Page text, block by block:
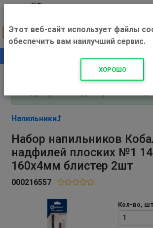
+500 ₽
Внимание! С 3 августа магазин
Напильники
Набор напильников
надфилей плоских №1
160х4мм блистер 2шт
000216557
Кол-во,
Этот веб-сайт использует файлы
обеспечить вам наилучший сервис.
ХОРОШО